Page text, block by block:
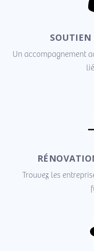
Un accompagnement
Trouvez les